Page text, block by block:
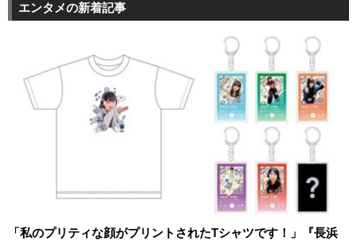
エンタメの新着記事
「私のプリティな顔がプリントされたTシャツです！」『長浜